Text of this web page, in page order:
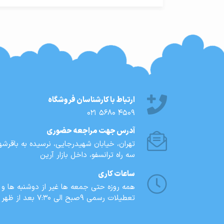
ارتباط با کارشناسان فروشگاه
021 5680 4509
آدرس جهت مراجعه حضوری
تهران، خيابان شهيدرجايى، نرسیده به
سه راه ترانسفو، داخل بازار آرین
ساعات کاری
همه روزه حتی جمعه ها غیر از دوشنبه ها و
تعطیلات رسمی 9صبح الی 7:30 بعد از ظهر